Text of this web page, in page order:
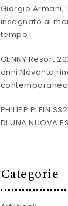
Giorgio Armani,
insegnato al
tempo
GENNY Resort
anni Novanta
contemporanea
PHILIPP PLEIN
DI UNA NUOVA
Categorie